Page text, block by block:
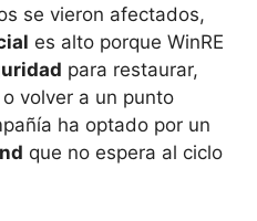
se vieron afectados,
es alto porque WinRE
para restaurar,
volver a un punto
ha optado por un
que no espera al ciclo